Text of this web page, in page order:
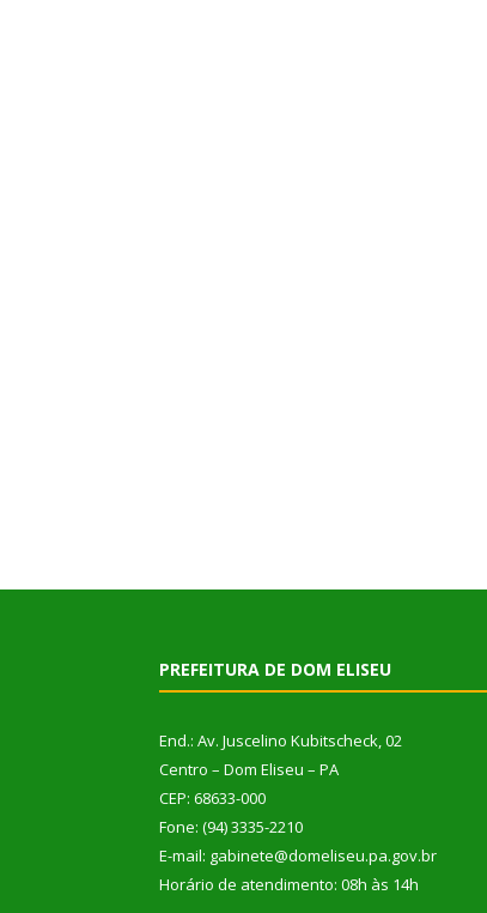
PREFEITURA DE DOM ELISEU
End.: Av. Juscelino Kubitscheck, 02
Centro – Dom Eliseu – PA
CEP: 68633-000
Fone: (94) 3335-2210
E-mail: gabinete@domeliseu.pa.gov.br
Horário de atendimento: 08h às 14h